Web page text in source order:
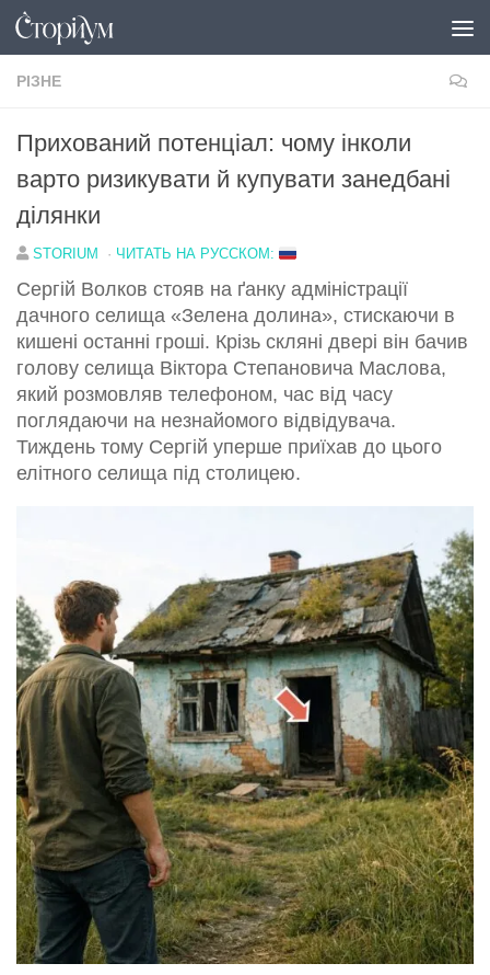
Перейти до вмісту
РІЗНЕ
Прихований потенціал: чому інколи
варто ризикувати й купувати занедбані
ділянки
STORIUM · ЧИТАТЬ НА РУССКОМ:
Сергій Волков стояв на ґанку адміністрації
дачного селища «Зелена долина», стискаючи в
кишені останні гроші. Крізь скляні двері він бачив
голову селища Віктора Степановича Маслова,
який розмовляв телефоном, час від часу
поглядаючи на незнайомого відвідувача.
Тиждень тому Сергій уперше приїхав до цього
елітного селища під столицею.